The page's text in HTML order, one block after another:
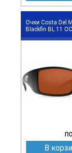
Очки Costa Del
Blackfin BL 11
В